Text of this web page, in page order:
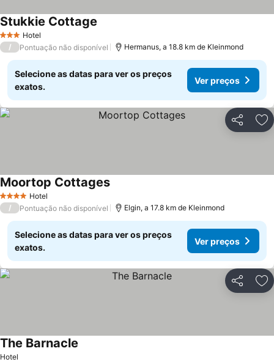
3 EstrelasHotel
Stukkie Cottage
/ Pontuação não disponível Hermanus, a 18.8 km de Kleinmond
Selecione as datas para ver os preços
exatos.
Ver preços
Partilhar
4 EstrelasHotel
Moortop Cottages
/ Pontuação não disponível Elgin, a 17.8 km de Kleinmond
Selecione as datas para ver os preços
exatos.
Ver preços
Partilhar
Hotel
The Barnacle